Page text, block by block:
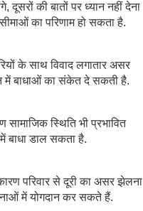
की बातों पर ध्यान नहीं देना
का परिणाम हो सकता है.
के साथ विवाद लगातार असर
में बाधाओं का संकेत दे सकती है.
स्थिति भी प्रभावित
बाधा डाल सकता है.
परिवार से दूरी का असर झेलना
में योगदान कर सकते हैं.